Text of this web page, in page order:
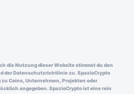
die Nutzung dieser Website stimmst du den
der Datenschutzrichtlinie zu. SpazioCrypto
Coins, Unternehmen, Projekten oder
angegeben. SpazioCrypto ist eine rein